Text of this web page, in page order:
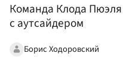
Команда Клода
с аутсайдером
Борис Ходоровский